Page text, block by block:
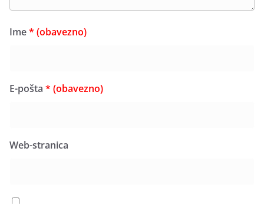
Ime* (obavezno)
E-pošta * (obavezno)
Web-stranica